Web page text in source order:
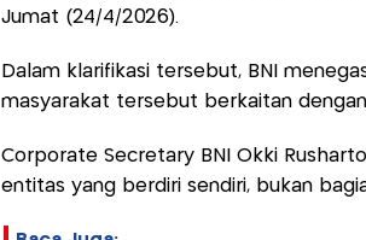
Jumat (24/4/2026).
Dalam klarifikasi tersebut, BNI
masyarakat tersebut berkaitan
Corporate Secretary BNI Okki
entitas yang berdiri sendiri, bukan